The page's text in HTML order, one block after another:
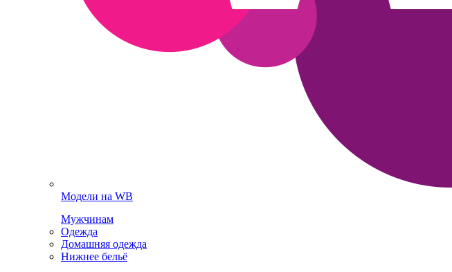
Модели на WB
Мужчинам
Одежда
Домашняя одежда
Нижнее бельё